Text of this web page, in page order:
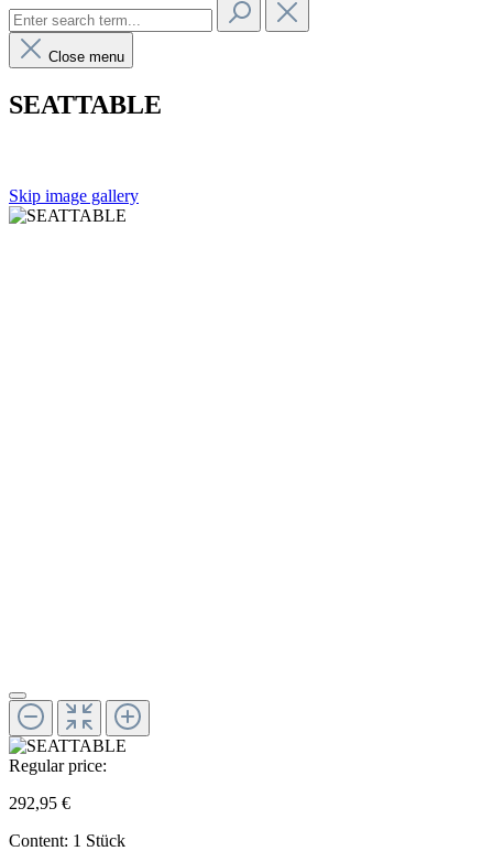
Close menu
SEATTABLE
Skip image gallery
Regular price:
292,95 €
Content: 1 Stück